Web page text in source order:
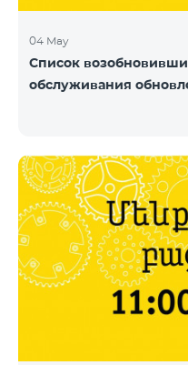
04 May
Список
обслуживания